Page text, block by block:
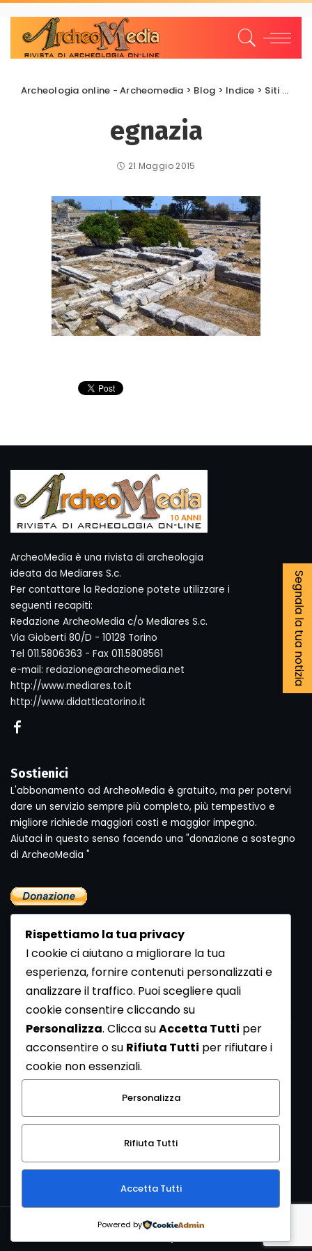
Archeologia online - Archeomedia > Blog > Indice > Siti archeologici
egnazia
21 Maggio 2015
Segnala la tua notizia
ArcheoMedia è una rivista di archeologia
ideata da Mediares S.c.
Per contattare la Redazione potete utilizzare i
seguenti recapiti:
Redazione ArcheoMedia c/o Mediares S.c.
Via Gioberti 80/D - 10128 Torino
Tel 011.5806363 - Fax 011.5808561
e-mail: redazione@archeomedia.net
http://www.mediares.to.it
http://www.didatticatorino.it
Sostienici
L'abbonamento ad ArcheoMedia è gratuito, ma per potervi
dare un servizio sempre più completo, più tempestivo e
migliore richiede maggiori costi e maggior impegno.
Aiutaci in questo senso facendo una "donazione a sostegno
di ArcheoMedia "
Newsletter
Se vuoi ricevere la Rivista gratuita di archeologia realizzata
dalla Redazione di ArcheoMedia iscriviti alla nostra
Newsletter [Clicca Qui]
Con l'invio del messaggio l'utente dichiara di aver letto
l’informativa sulla privacy e di acconsentire al trattamento
dei propri dati personali.
Copyright © 1999-2026Mediares S.c.PI 07341730013 - [
Rispettiamo la tua privacy
I cookie ci aiutano a migliorare la tua
esperienza, fornire contenuti personalizzati e
analizzare il traffico. Puoi scegliere quali
cookie consentire cliccando su
Personalizza. Clicca suAccetta Tutti per
acconsentire o su Rifiuta Tutti per rifiutare i
cookie non essenziali.
Personalizza
Rifiuta Tutti
Accetta Tutti
Powered by